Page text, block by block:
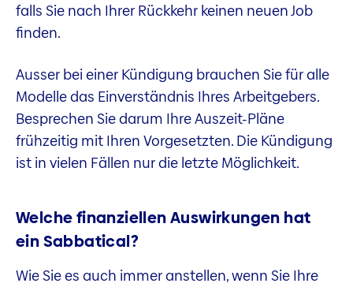
falls Sie nach Ihrer Rückkehr keinen neuen Job
finden.
Ausser bei einer Kündigung brauchen Sie für alle
Modelle das Einverständnis Ihres Arbeitgebers.
Besprechen Sie darum Ihre Auszeit-Pläne
frühzeitig mit Ihren Vorgesetzten. Die Kündigung
ist in vielen Fällen nur die letzte Möglichkeit.
Welche finanziellen Auswirkungen hat
ein Sabbatical?
Wie Sie es auch immer anstellen, wenn Sie Ihre